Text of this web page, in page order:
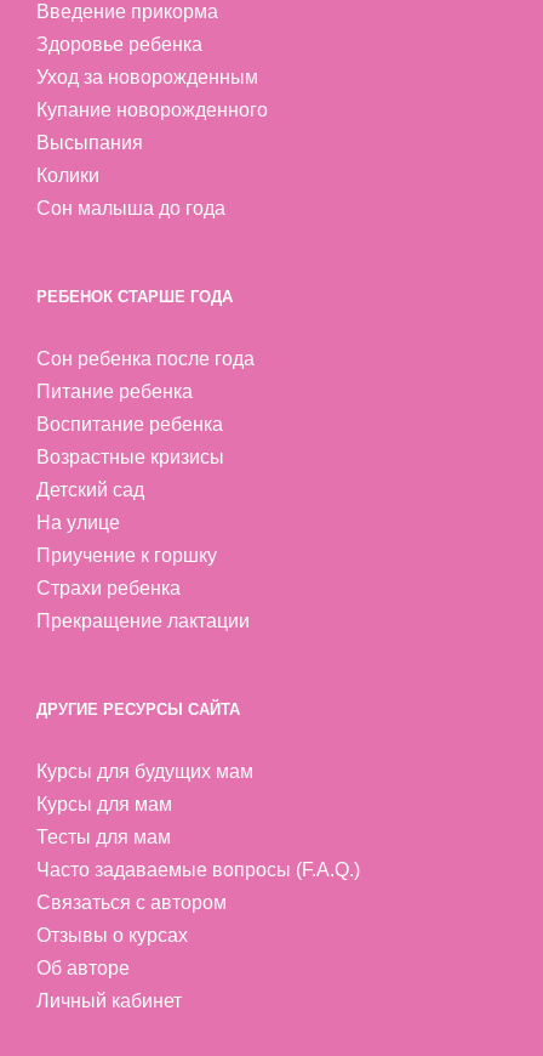
Введение прикорма
Здоровье ребенка
Уход за новорожденным
Купание новорожденного
Высыпания
Колики
Сон малыша до года
РЕБЕНОК СТАРШЕ ГОДА
Сон ребенка после года
Питание ребенка
Воспитание ребенка
Возрастные кризисы
Детский сад
На улице
Приучение к горшку
Страхи ребенка
Прекращение лактации
ДРУГИЕ РЕСУРСЫ САЙТА
Курсы для будущих мам
Курсы для мам
Тесты для мам
Часто задаваемые вопросы (F.A.Q.)
Связаться с автором
Отзывы о курсах
Об авторе
Личный кабинет